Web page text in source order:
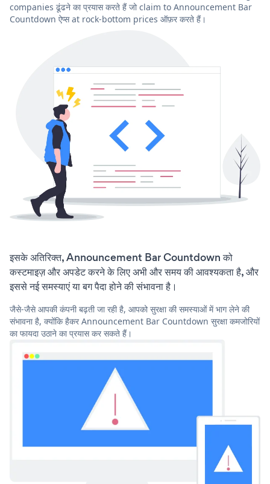
companies ढूंढने का प्रयास करते हैं जो claim to Announcement Bar
Countdown ऐप्स at rock-bottom prices ऑफ़र करते हैं।
इसके अतिरिक्त, Announcement Bar Countdown को
कस्टमाइज़ और अपडेट करने के लिए अभी और समय की आवश्यकता है, और
इससे नई समस्याएं या बग पैदा होने की संभावना है।
जैसे-जैसे आपकी कंपनी बढ़ती जा रही है, आपको सुरक्षा की समस्याओं में भाग लेने की
संभावना है, क्योंकि हैकर Announcement Bar Countdown सुरक्षा कमजोरियों
का फायदा उठाने का प्रयास कर सकते हैं।